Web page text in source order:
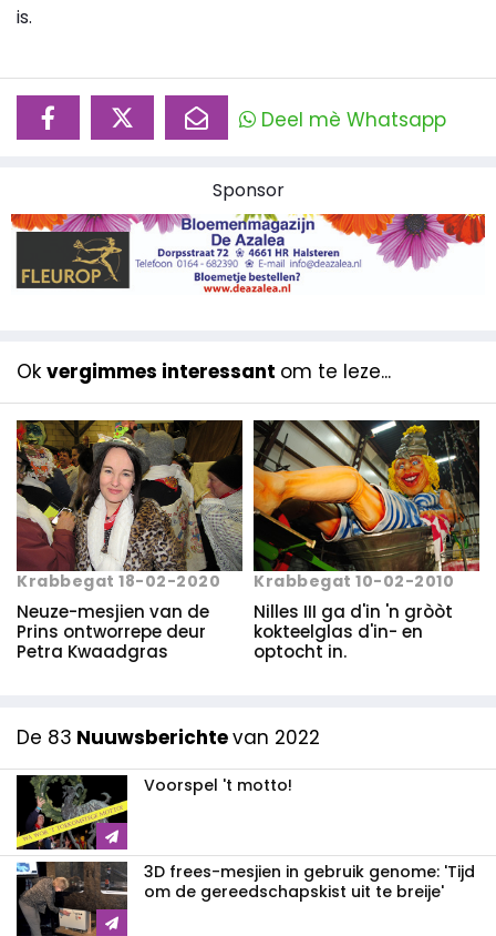
is.
Deel mè Whatsapp
Sponsor
Ok vergimmes interessant om te leze...
Krabbegat 18-02-2020
Neuze-mesjien van de
Prins ontworrepe deur
Petra Kwaadgras
Krabbegat 10-02-2010
Nilles III ga d'in 'n gròòt
kokteelglas d'in- en
optocht in.
De 83 Nuuwsberichtevan 2022
Voorspel 't motto!
3D frees-mesjien in gebruik genome: 'Tijd
om de gereedschapskist uit te breije'